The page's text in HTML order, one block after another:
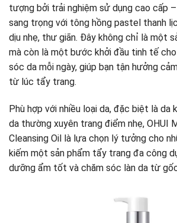
tượng bởi trải nghiệm sử dụng cao cấp
sang trọng với tông hồng pastel thanh
dịu nhẹ, thư giãn. Đây không chỉ là một
mà còn là một bước khởi đầu tinh tế
sóc da mỗi ngày, giúp bạn tận hưởng
từ lúc tẩy trang.
Phù hợp với nhiều loại da, đặc biệt là da
da thường xuyên trang điểm nhẹ, OHUI
Cleansing Oil là lựa chọn lý tưởng cho
kiếm một sản phẩm tẩy trang đa công
dưỡng ẩm tốt và chăm sóc làn da từ